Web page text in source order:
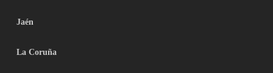
Jaén
La Coruña